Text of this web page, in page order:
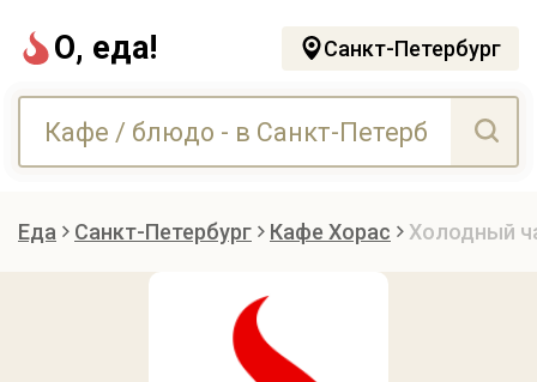
О, еда! Санкт-Петербург
Еда Санкт-Петербург Кафе Хорас Холодный